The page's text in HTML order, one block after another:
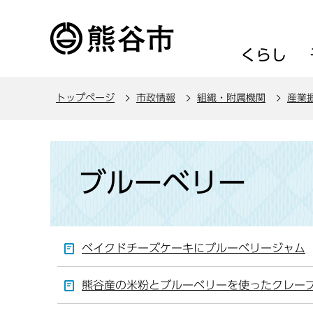
くらし
トップページ 市政情報 組織・附属機関 産業
か
ブルーベリー
ベイクドチーズケーキにブルーベリージャム
熊谷産の米粉とブルーベリーを使ったクレー